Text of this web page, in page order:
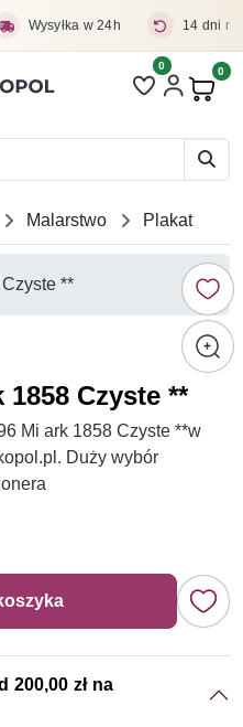
Wysyłka w 24h 14 dni
Liczba pozycji
0 0
Malarstwo Plakat
1858 Czyste **
Mi ark 1858 Czyste **w
Duży wybór
200,00 zł na